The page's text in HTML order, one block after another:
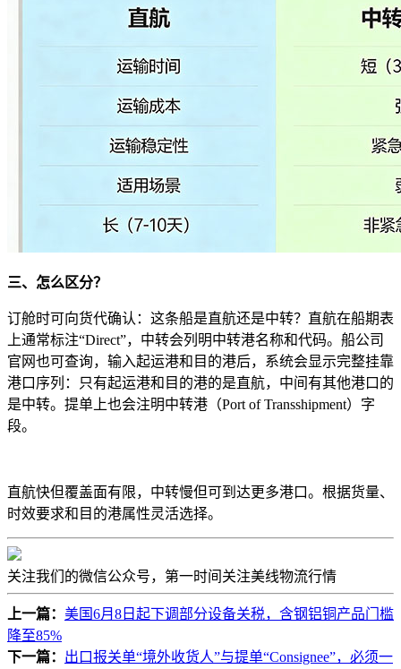
三、怎么区分？
订舱时可向货代确认：这条船是直航还是中转？直航在船期表
上通常标注“Direct”，中转会列明中转港名称和代码。船公司
官网也可查询，输入起运港和目的港后，系统会显示完整挂靠
港口序列：只有起运港和目的港的是直航，中间有其他港口的
是中转。提单上也会注明中转港（Port of Transshipment）字
段。
直航快但覆盖面有限，中转慢但可到达更多港口。根据货量、
时效要求和目的港属性灵活选择。
关注我们的微信公众号，第一时间关注美线物流行情
上一篇： 美国6月8日起下调部分设备关税，含钢铝铜产品门槛
降至85%
下一篇： 出口报关单“境外收货人”与提单“Consignee”，必须一